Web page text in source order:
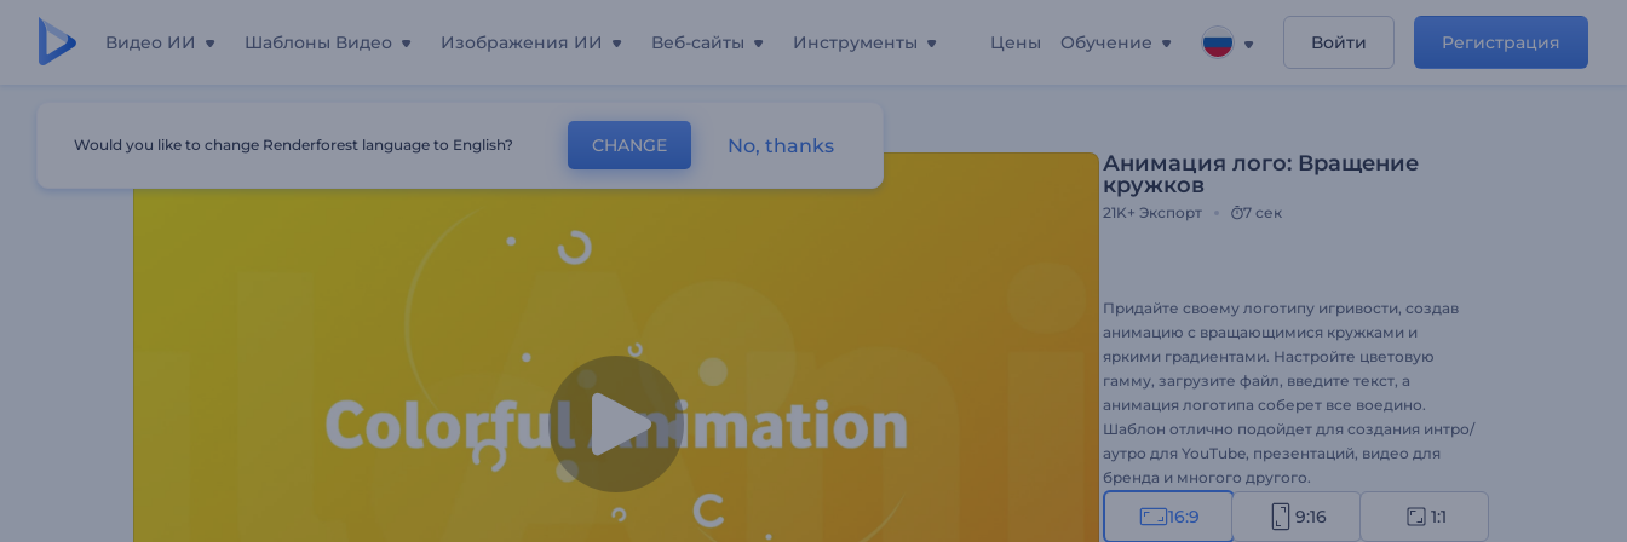
Видео ИИ Шаблоны Видео Изображения ИИ Веб-сайты Инструменты Цены Обучение Войти Регистрация
Анимация лого: Вращение
кружков
21K+ Экспорт 7 сек
Придайте своему логотипу игривости, создав
анимацию с вращающимися кружками и
яркими градиентами. Настройте цветовую
гамму, загрузите файл, введите текст, а
анимация логотипа соберет все воедино.
Шаблон отлично подойдет для создания интро/
аутро для YouTube, презентаций, видео для
бренда и многого другого.
16:9 9:16 1:1
Would you like to change Renderforest language to English? CHANGE No, thanks